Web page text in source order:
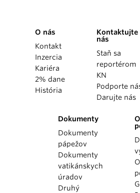
O nás
Kontakt
Inzercia
Kariéra
2% dane
História
Kontaktujte
nás
Staň sa
reportérom
KN
Podporte
Darujte nás
Dokumenty
Dokumenty
pápežov
Dokumenty
vatikánskych
úradov
Druhý